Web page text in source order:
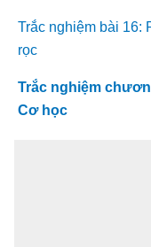
Trắc nghiệm bài 16:
rọc
Trắc nghiệm
Cơ học